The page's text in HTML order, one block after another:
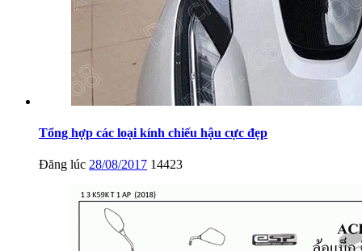
Tổng hợp các loại kính chiếu hậu cực đẹp
Đăng lúc 28/08/2017 14423